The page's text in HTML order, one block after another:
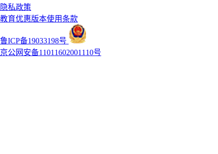
隐私政策
教育优惠版本使用条款
鲁ICP备19033198号
京公网安备11011602001110号